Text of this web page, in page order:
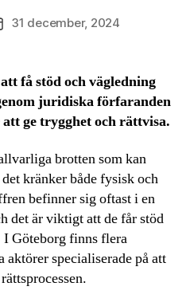
31 december, 2024
få stöd och vägledning
juridiska förfaranden
ge trygghet och rättvisa.
brotten som kan
kränker både fysisk och
befinner sig oftast i en
det är viktigt att de får stöd
Göteborg finns flera
specialiserade på att